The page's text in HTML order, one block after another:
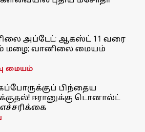
அப்டேட்: ஆகஸ்ட் 11 வரை
மழை; வானிலை மையம்
மையம்
பிந்தைய
ஈரானுக்கு டொனால்ட்